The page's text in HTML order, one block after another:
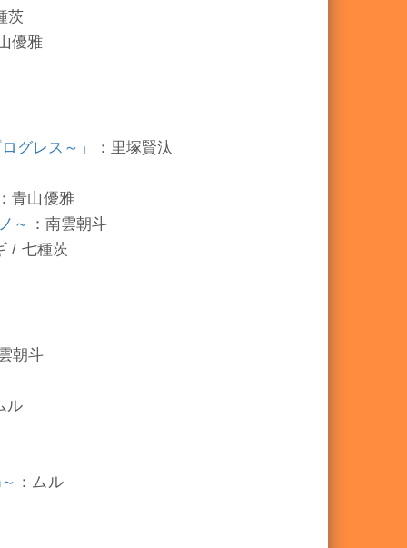
茨
優雅
グレス～」 ：里塚賢汰
青山優雅
～ ：南雲朝斗
/ 七種茨
朝斗
ル
：ムル